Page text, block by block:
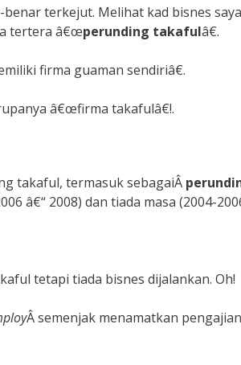
terkejut. Melihat kad bisnes
tertera â€œperunding takafulâ€.
firma guaman sendiriâ€.
â€œfirma takafulâ€!.
takaful, termasuk sebagaiÂ
â€“ 2008) dan tiada masa (2004-
tetapi tiada bisnes dijalankan. Oh!
Â semenjak menamatkan pengajian